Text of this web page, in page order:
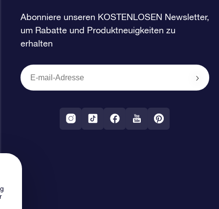
Abonniere unseren KOSTENLOSEN Newsletter,
um Rabatte und Produktneuigkeiten zu
erhalten